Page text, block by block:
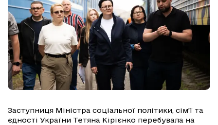
Заступниця Міністра соціальної політики, сім’ї та
єдності України Тетяна Кірієнко перебувала на